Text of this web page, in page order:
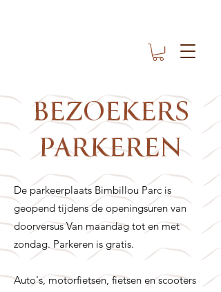
BEZOEKERS
PARKEREN
De parkeerplaats Bimbillou Parc is
geopend tijdens de openingsuren van
doorversus Van maandag tot en met
zondag. Parkeren is gratis.
Auto's, motorfietsen, fietsen en scooters